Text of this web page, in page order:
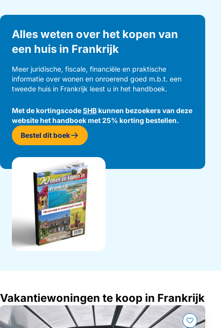
Alles weten over het kopen van
een huis in Frankrijk
Meer juridische, fiscale, financiële en praktische
informatie over wonen en onroerend goed m.b.t. een
tweede huis in Frankrijk leest u in het handboek.
Met de kortingscodeSHBkunnen bezoekers van deze
website het handboek met 25% korting bestellen.
Bestel dit boekOpent in een nieuw venster
Vakantiewoningen te koop in Frankrijk